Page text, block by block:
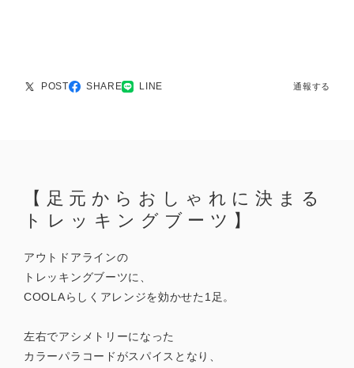
POST SHARE LINE 通報する
【足元からおしゃれに決まる
トレッキングブーツ】
アウトドアラインの
トレッキングブーツに、
COOLAらしくアレンジを効かせた1足。
左右でアシメトリーになった
カラーパラコードがスパイスとなり、